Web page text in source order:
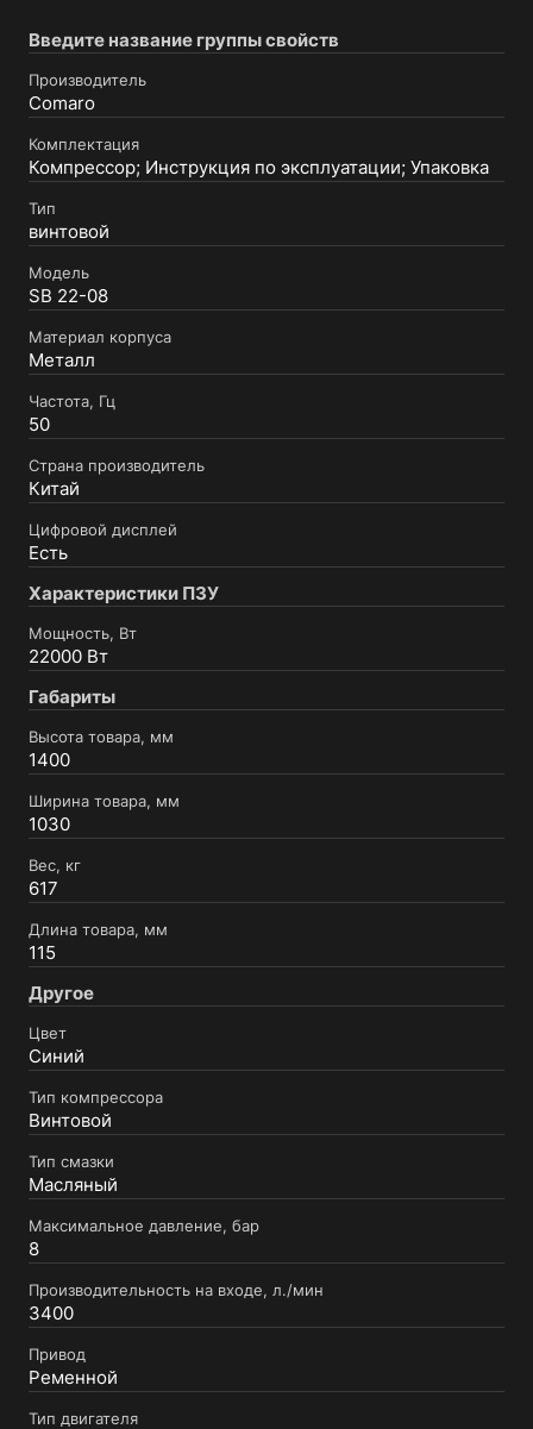
Введите название группы свойств
Производитель
Comaro
Комплектация
Компрессор; Инструкция по эксплуатации; Упаковка
Тип
винтовой
Модель
SB 22-08
Материал корпуса
Металл
Частота, Гц
50
Страна производитель
Китай
Цифровой дисплей
Есть
Характеристики ПЗУ
Мощность, Вт
22000 Вт
Габариты
Высота товара, мм
1400
Ширина товара, мм
1030
Вес, кг
617
Длина товара, мм
115
Другое
Цвет
Синий
Тип компрессора
Винтовой
Тип смазки
Масляный
Максимальное давление, бар
8
Производительность на входе, л./мин
3400
Привод
Ременной
Тип двигателя